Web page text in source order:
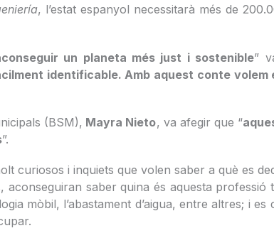
, l’estat espanyol necessitarà més de
un planeta més just i sostenible”
identificable. Amb aquest conte
(BSM), Mayra Nieto, va afegir que “
”.
curiosos i inquiets que volen saber a què es
saber quina és aquesta
mòbil, l’abastament d’aigua, entre altres; i